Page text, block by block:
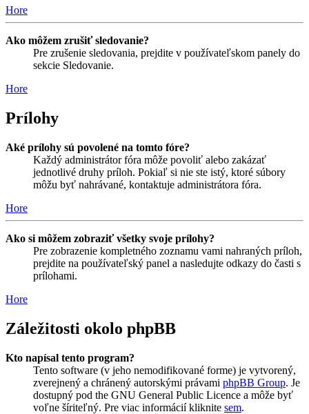
Hore
Ako môžem zrušiť sledovanie?
Pre zrušenie sledovania, prejdite v používateľskom panely do
sekcie Sledovanie.
Hore
Prílohy
Aké prílohy sú povolené na tomto fóre?
Každý administrátor fóra môže povoliť alebo zakázať
jednotlivé druhy príloh. Pokiaľ si nie ste istý, ktoré súbory
môžu byť nahrávané, kontaktuje administrátora fóra.
Hore
Ako si môžem zobraziť všetky svoje prílohy?
Pre zobrazenie kompletného zoznamu vami nahraných príloh,
prejdite na používateľský panel a nasledujte odkazy do časti s
prílohami.
Hore
Záležitosti okolo phpBB
Kto napísal tento program?
Tento software (v jeho nemodifikované forme) je vytvorený,
zverejnený a chránený autorskými právami phpBB Group. Je
dostupný pod the GNU General Public Licence a môže byť
voľne šíriteľný. Pre viac informácií kliknite sem.